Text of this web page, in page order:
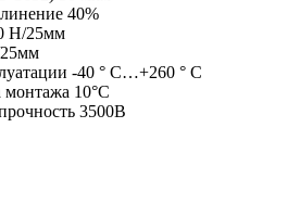
40%
Н/25мм
-40 ° C…+260 ° C
10°C
3500В